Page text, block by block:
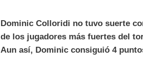
Dominic Colloridi no tuvo suerte
de los jugadores más fuertes del
Aun así, Dominic consiguió 4